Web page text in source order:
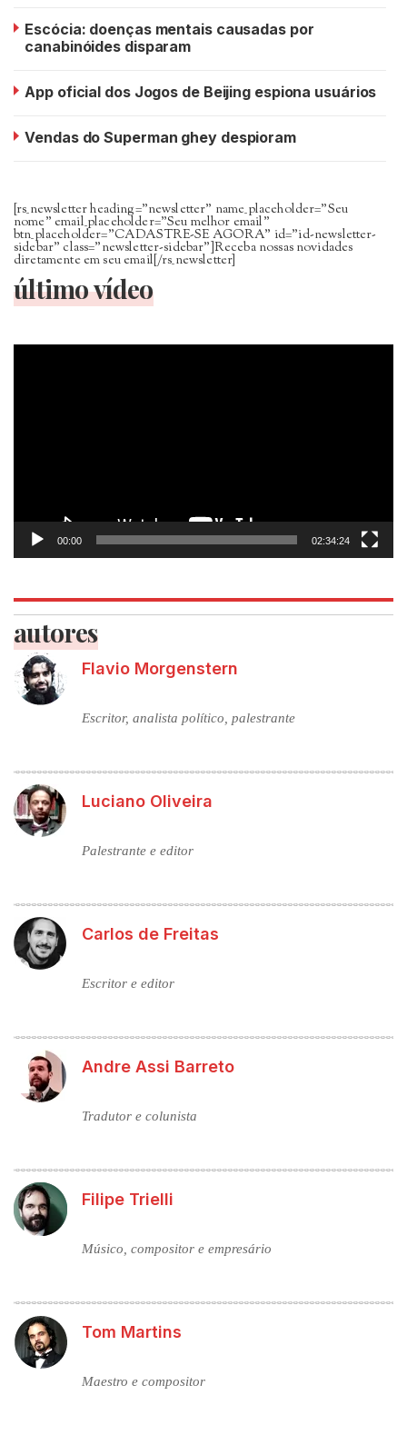
Escócia: doenças mentais causadas por
canabinóides disparam
App oficial dos Jogos de Beijing espiona usuários
Vendas do Superman ghey despioram
[rs_newsletter heading=”newsletter” name_placeholder=”Seu
nome” email_placeholder=”Seu melhor email”
btn_placeholder=”CADASTRE-SE AGORA” id=”id-newsletter-
sidebar” class=”newsletter-sidebar”]Receba nossas novidades
diretamente em seu email[/rs_newsletter]
último vídeo
Tocador
00:00 02:34:24
autores
Flavio Morgenstern
Escritor, analista político, palestrante
Luciano Oliveira
Palestrante e editor
Carlos de Freitas
Escritor e editor
Andre Assi Barreto
Tradutor e colunista
Filipe Trielli
Músico, compositor e empresário
Tom Martins
Maestro e compositor